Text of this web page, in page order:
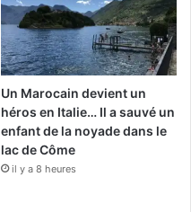
Un Marocain devient un
héros en Italie… Il a sauvé un
enfant de la noyade dans le
lac de Côme
il y a 8 heures